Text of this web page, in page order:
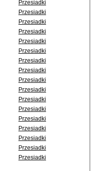
Przesiadki
Przesiadki
Przesiadki
Przesiadki
Przesiadki
Przesiadki
Przesiadki
Przesiadki
Przesiadki
Przesiadki
Przesiadki
Przesiadki
Przesiadki
Przesiadki
Przesiadki
Przesiadki
Przesiadki